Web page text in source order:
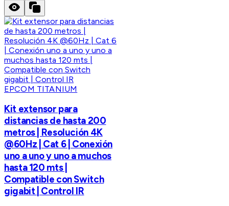
EPCOM TITANIUM
Kit extensor para
distancias de hasta 200
metros | Resolución 4K
@60Hz | Cat 6 | Conexión
uno a uno y uno a muchos
hasta 120 mts |
Compatible con Switch
gigabit | Control IR